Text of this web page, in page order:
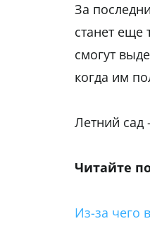
За
станет еще
смогут
когда им
Летний сад
Читайте
Из-за чего